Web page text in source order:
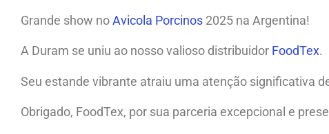
Grande show noAvicola Porcinos 2025 na Argentina!
A Duram se uniu ao nosso valioso distribuidor FoodTex.
Seu estande vibrante atraiu uma atenção significativa
Obrigado, FoodTex, por sua parceria excepcional e